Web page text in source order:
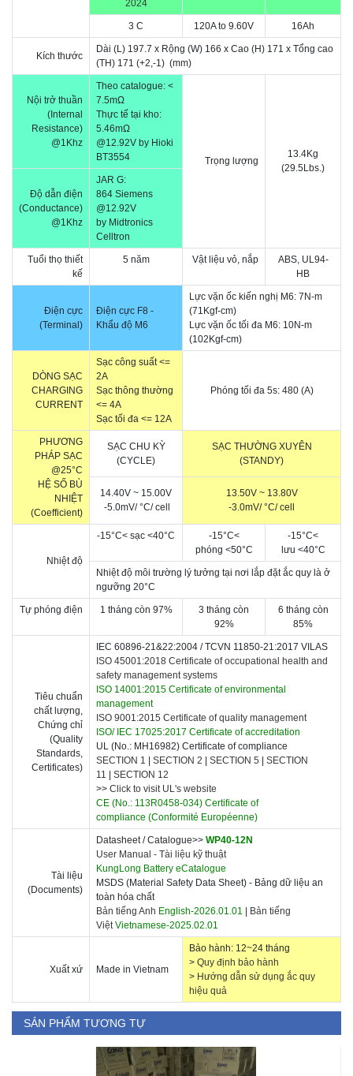
2024
3 C 120A to 9.60V 16Ah
Kích thước
Dài (L) 197.7 x Rộng (W) 166 x Cao (H) 171 x Tổng cao
(TH) 171 (+2,-1) (mm)
Nội trở thuần
(Internal
Resistance)
@1Khz
Theo catalogue: <
7.5mΩ
Thực tế tại kho:
5.46mΩ
@12.92V by Hioki
BT3554
Trọng lượng
13.4Kg
(29.5Lbs.)
Độ dẫn điện
(Conductance)
@1Khz
JAR G:
864 Siemens
@12.92V
by Midtronics
Celltron
Tuổi thọ thiết
kế
5 năm Vật liệu vỏ, nắp
ABS, UL94-
HB
Điện cực
(Terminal)
Điện cực F8 -
Khẩu độ M6
Lực vặn ốc kiến nghị M6: 7N-m
(71Kgf-cm)
Lực vặn ốc tối đa M6: 10N-m
(102Kgf-cm)
DÒNG SẠC
CHARGING
CURRENT
Sạc công suất <=
2A
Sạc thông thường
<= 4A
Sạc tối đa <= 12A
Phóng tối đa 5s: 480 (A)
PHƯƠNG
PHÁP SẠC
@25°C
HỆ SỐ BÙ
NHIỆT
(Coefficient)
SẠC CHU KỲ
(CYCLE)
SẠC THƯỜNG XUYÊN
(STANDY)
14.40V ~ 15.00V
-5.0mV/°C/ cell
13.50V ~ 13.80V
-3.0mV/°C/ cell
Nhiệt độ
-15°C< sạc <40°C -15°C<
phóng <50°C
-15°C<
ưu <40°C
Nhiệt độ môi trường lý tưởng tại nơi lắp đặt ắc quy là ở
ngưỡng 20°C
Tự phóng điện 1 tháng còn 97%
3 tháng còn
92%
6 tháng còn
85%
Tiêu chuẩn
chất lượng,
Chứng chỉ
(Quality
Standards,
Certificates)
IEC 60896-21&22:2004 /TCVN 11850-21:2017 VILAS
ISO 45001:2018 Certificate of occupational health and
safety management systems
ISO 14001:2015 Certificate of environmental
management
ISO 9001:2015 Certificate of quality management
ISO/ IEC 17025:2017 Certificate of accreditation
UL (No.: MH16982) Certificate of compliance
SECTION 1
SECTION 2 SECTION 5
SECTION
11
SECTION 12
>> Click to visit UL's website
CE (No.: 113R0458-034) Certificate of
compliance (Conformité Européenne)
Tài liệu
(Documents)
Datasheet / Catalogue>> WP40-12N
User Manual - Tài liệu kỹ thuật
KungLong Battery eCatalogue
MSDS (Material Safety Data Sheet) - Bảng dữ liệu an
toàn hóa chất
Bản tiếng Anh English-2026.01.01
Bản tiếng
ViệtVietnamese-2025.02.01
Xuất xứ Made in Vietnam
Bảo hành: 12~24 tháng
> Quy định bảo hành
> Hướng dẫn sử dụng ắc quy
hiệu quả
SẢN PHẨM TƯƠNG TỰ